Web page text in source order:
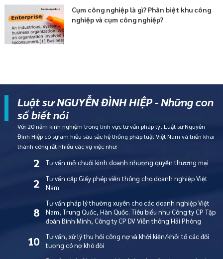
Cụm công nghiệp là gì? Phân biệt khu công
nghiệp và cụm công nghiệp?
Luật sư NGUYỄN ĐÌNH HIỆP - Những con
số biết nói
Với 20 năm kinh nghiệm trong lĩnh vực tư vấn pháp lý, Luật sư Nguyễn
Đình Hiệp có sự am hiểu sâu sắc hệ thống pháp luật Việt Nam và triển khai
thành công rất nhiều các vụ việc như:
2 Tư vấn mở chuỗi kinh doanh nhượng quyền thương mại
2
Tư vấn cấp Giấy phép viễn thông cho doanh nghiệp Việt
Nam
8
Tư vấn pháp lý thường xuyên cho các doanh nghiệp Việt
Nam, Trung Quốc, Hàn Quốc. Tiêu biểu như Công ty CP Tập
đoàn Bình Minh, Công ty CP DV Viễn thông Hải Phòng
10
Tư vấn, xử lý thu hồi công nợ và khởi kiện/khởi tố các đối
tượng có nợ khó đòi